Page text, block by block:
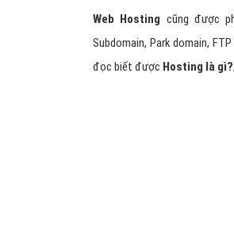
Web Hosting cũng được
Subdomain, Park domain,
đọc biết được Hosting là gì?